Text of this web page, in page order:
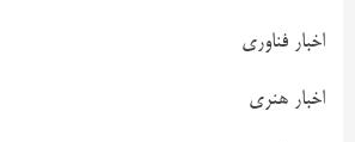
اخبار فناوری
اخبار هنری